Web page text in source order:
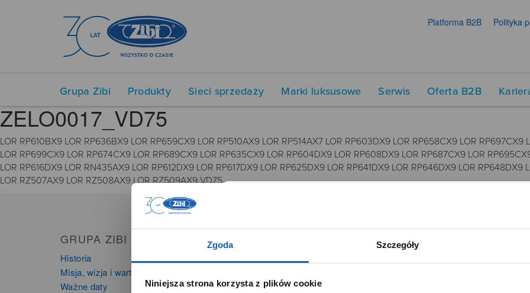
Zgoda Szczegóły
Niniejsza strona korzysta z plików cookie
Platforma B2B Polityka
Grupa Zibi Produkty Sieci sprzedaży Marki luksusowe Serwis Oferta B2B
ZELO0017_VD75
LOR RP610BX9 LOR RP636BX9 LOR RP659CX9 LOR RP510AX9 LOR RP514AX7 LOR RP603DX9 LOR RP658CX9 LOR
LOR RP699CX9 LOR RP674CX9 LOR RP689CX9 LOR RP635CX9 LOR RP604DX9 LOR RP608DX9 LOR RP687CX9 LOR
LOR RP616DX9 LOR RN435AX9 LOR RP612DX9 LOR RP617DX9 LOR RP625DX9 LOR RP641DX9 LOR RP646DX9 LOR
LOR RZ507AX9 LOR RZ508AX9 LOR RZ509AX9 VD75
GRUPA ZIBI
Historia
Misja, wizja i wartości Grupy Zibi
Ważne daty
Kalkulatory
SIECI SPRZEDAŻY